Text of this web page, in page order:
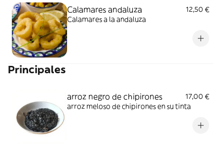
Calamares andaluza
12,50 €
Calamares a la andaluza
Principales
arroz negro de chipirones
17,00 €
arroz meloso de chipirones en su tinta